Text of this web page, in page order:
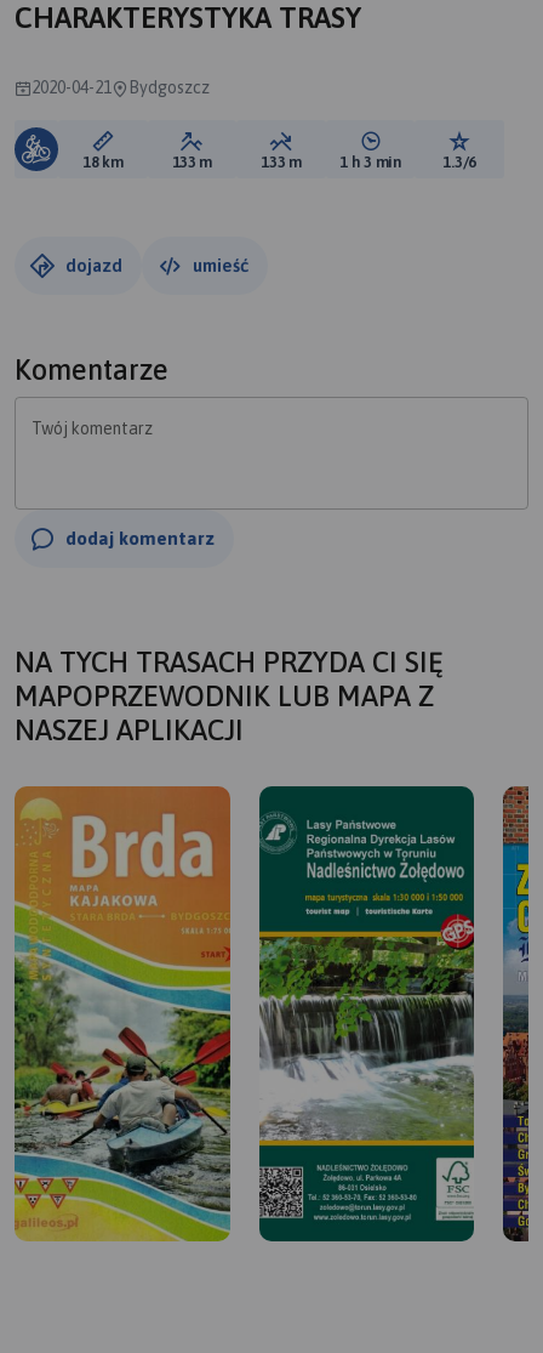
CHARAKTERYSTYKA TRASY
2020-04-21 Bydgoszcz
Długość trasy:
18 km Suma przewyższeń:
133 m Suma spadków:
133 m Średni czas potrzebny
1 h 3 min Ocena
1.3/6
dojazd umieść
Komentarze
Twój komentarz
dodaj komentarz
NA TYCH TRASACH PRZYDA CI SIĘ
MAPOPRZEWODNIK LUB MAPA Z
NASZEJ APLIKACJI